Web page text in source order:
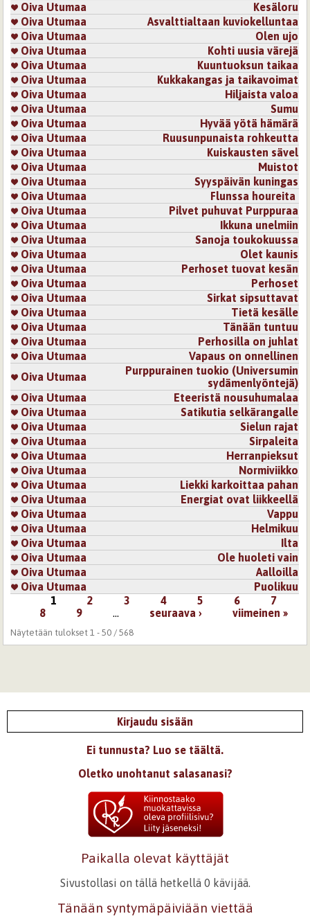
Oiva Utumaa
Kesäloru
Oiva Utumaa
Asvalttialtaan kuviokelluntaa
Oiva Utumaa
Olen ujo
Oiva Utumaa
Kohti uusia värejä
Oiva Utumaa
Kuuntuoksun taikaa
Oiva Utumaa
Kukkakangas ja taikavoimat
Oiva Utumaa
Hiljaista valoa
Oiva Utumaa
Sumu
Oiva Utumaa
Hyvää yötä hämärä
Oiva Utumaa
Ruusunpunaista rohkeutta
Oiva Utumaa
Kuiskausten sävel
Oiva Utumaa
Muistot
Oiva Utumaa
Syyspäivän kuningas
Oiva Utumaa
Flunssa houreita
Oiva Utumaa
Pilvet puhuvat Purppuraa
Oiva Utumaa
Ikkuna unelmiin
Oiva Utumaa
Sanoja toukokuussa
Oiva Utumaa
Olet kaunis
Oiva Utumaa
Perhoset tuovat kesän
Oiva Utumaa
Perhoset
Oiva Utumaa
Sirkat sipsuttavat
Oiva Utumaa
Tietä kesälle
Oiva Utumaa
Tänään tuntuu
Oiva Utumaa
Perhosilla on juhlat
Oiva Utumaa
Vapaus on onnellinen
Oiva Utumaa
Purppurainen tuokio (Universumin
sydämenlyöntejä)
Oiva Utumaa
Eteeristä nousuhumalaa
Oiva Utumaa
Satikutia selkärangalle
Oiva Utumaa
Sielun rajat
Oiva Utumaa
Sirpaleita
Oiva Utumaa
Herranpieksut
Oiva Utumaa
Normiviikko
Oiva Utumaa
Liekki karkoittaa pahan
Oiva Utumaa
Energiat ovat liikkeellä
Oiva Utumaa
Vappu
Oiva Utumaa
Helmikuu
Oiva Utumaa
Ilta
Oiva Utumaa
Ole huoleti vain
Oiva Utumaa
Aalloilla
Oiva Utumaa
Puolikuu
1 2 3 4 5 6
7
8
9 … seuraava › viimeinen »
Näytetään tulokset 1 - 50 / 568
Kirjaudu sisään
Ei tunnusta? Luo se täältä.
Oletko unohtanut salasanasi?
Paikalla olevat käyttäjät
Sivustollasi on tällä hetkellä 0 kävijää.
Tänään syntymäpäiviään viettää